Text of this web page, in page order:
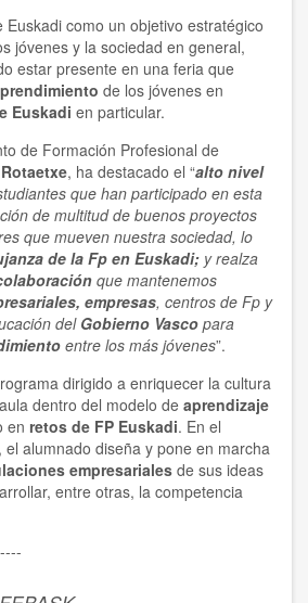
como un objetivo estratégico
jóvenes y la sociedad en general,
estar presente en una feria que
de los jóvenes en
Euskadi en particular.
de Formación Profesional de
, ha destacado el “alto nivel
que han participado en esta
de multitud de buenos proyectos
que mueven nuestra sociedad, lo
de la Fp en Euskadi; y realza
que mantenemos
empresas, centros de Fp y
del Gobierno Vasco para
entre los más jóvenes”.
dirigido a enriquecer la cultura
dentro del modelo de aprendizaje
en retos de FP Euskadi. En el
alumnado diseña y pone en marcha
empresariales de sus ideas
entre otras, la competencia